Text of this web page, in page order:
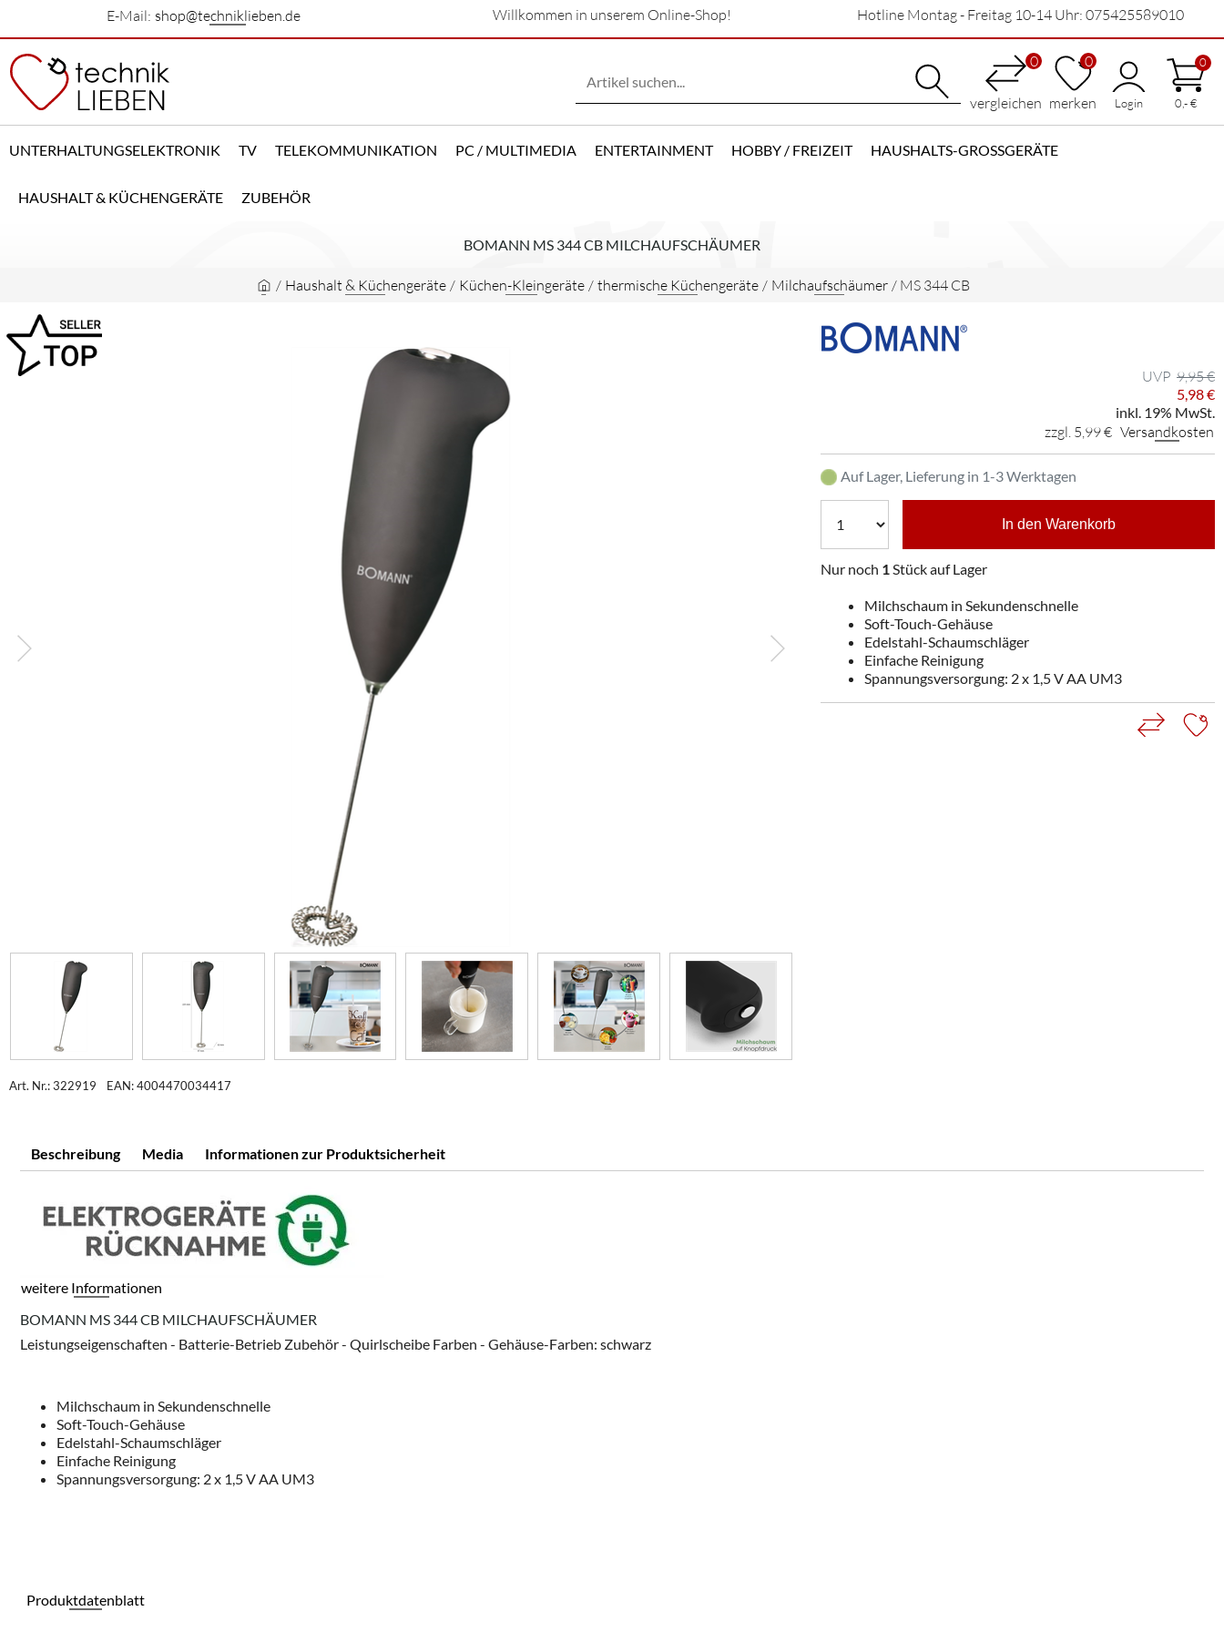
E-Mail: shop@techniklieben.de Willkommen in unserem Online-Shop! Hotline Montag - Freitag 10-14 Uhr: 075425589010
0
vergleichen
0
merken Login
0
0,- €
UNTERHALTUNGSELEKTRONIK TV TELEKOMMUNIKATION PC / MULTIMEDIA ENTERTAINMENT HOBBY / FREIZEIT HAUSHALTS-GROSSGERÄTE
HAUSHALT & KÜCHENGERÄTE ZUBEHÖR
BOMANN MS 344 CB MILCHAUFSCHÄUMER
/ Haushalt & Küchengeräte / Küchen-Kleingeräte / thermische Küchengeräte / Milchaufschäumer / MS 344 CB
Art. Nr.: 322919 EAN: 4004470034417
9,95 €
5,98 €
inkl. 19% MwSt.
zzgl. 5,99 € Versandkosten
Auf Lager, Lieferung in 1-3 Werktagen
In den Warenkorb
Nur noch 1 Stück auf Lager
Milchschaum in Sekundenschnelle
Soft-Touch-Gehäuse
Edelstahl-Schaumschläger
Einfache Reinigung
Spannungsversorgung: 2 x 1,5 V AA UM3
Beschreibung Media Informationen zur Produktsicherheit
weitere Informationen
BOMANN MS 344 CB MILCHAUFSCHÄUMER
Leistungseigenschaften - Batterie-Betrieb Zubehör - Quirlscheibe Farben - Gehäuse-Farben: schwarz
Milchschaum in Sekundenschnelle
Soft-Touch-Gehäuse
Edelstahl-Schaumschläger
Einfache Reinigung
Spannungsversorgung: 2 x 1,5 V AA UM3
Produktdatenblatt